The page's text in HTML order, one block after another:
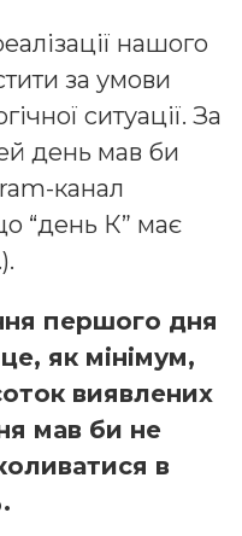
нашого
за умови
ситуації. За
день мав би
канал
“день К” має
першого дня
як мінімум,
виявлених
мав би не
в